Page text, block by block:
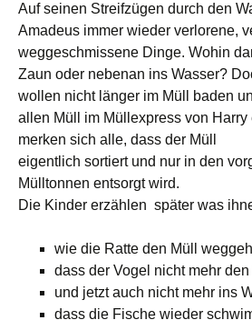
Auf seinen Streifzügen durch den
Amadeus immer wieder verlorene,
weggeschmissene Dinge. Wohin
Zaun oder nebenan ins Wasser?
wollen nicht länger im Müll baden
allen Müll im Müllexpress von Harry
merken sich alle, dass der Müll
eigentlich sortiert und nur in den
Mülltonnen entsorgt wird.
Die Kinder erzählen später was
wie die Ratte den Müll
dass der Vogel nicht mehr
und jetzt auch nicht mehr ins
dass die Fische wieder